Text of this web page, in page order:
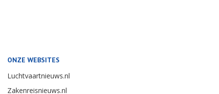
ONZE WEBSITES
Luchtvaartnieuws.nl
Zakenreisnieuws.nl